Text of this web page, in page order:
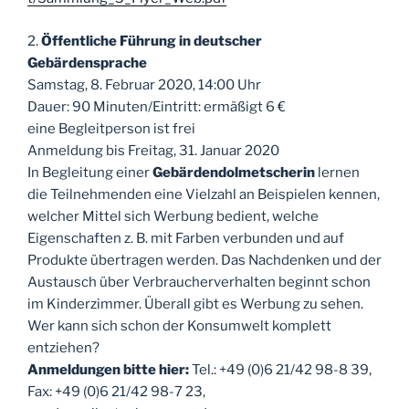
2.Öffentliche Führung in deutscher
Gebärdensprache
Samstag, 8. Februar 2020, 14:00 Uhr
Dauer: 90 Minuten/Eintritt: ermäßigt 6 €
eine Begleitperson ist frei
Anmeldung bis Freitag, 31. Januar 2020
In Begleitung einerGebärdendolmetscherin lernen
die Teilnehmenden eine Vielzahl an Beispielen kennen,
welcher Mittel sich Werbung bedient, welche
Eigenschaften z. B. mit Farben verbunden und auf
Produkte übertragen werden. Das Nachdenken und der
Austausch über Verbraucherverhalten beginnt schon
im Kinderzimmer. Überall gibt es Werbung zu sehen.
Wer kann sich schon der Konsumwelt komplett
entziehen?
Anmeldungen bitte hier:Tel.: +49 (0)6 21/42 98-8 39,
Fax: +49 (0)6 21/42 98-7 23,